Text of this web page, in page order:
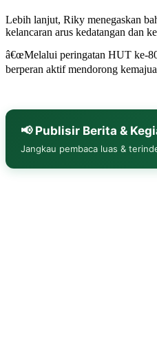
Lebih lanjut, Riky menegaskan
kelancaran arus kedatangan dan
â€œMelalui peringatan HUT ke-80
berperan aktif mendorong
📢 Publisir Berita &
Jangkau pembaca luas &